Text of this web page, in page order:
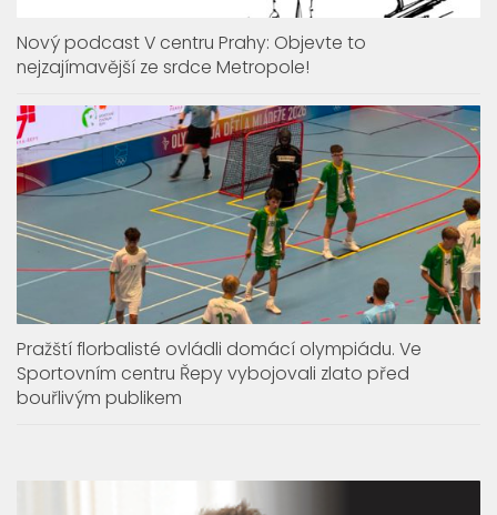
Nový podcast V centru Prahy: Objevte to
nejzajímavější ze srdce Metropole!
Pražští florbalisté ovládli domácí olympiádu. Ve
Sportovním centru Řepy vybojovali zlato před
bouřlivým publikem